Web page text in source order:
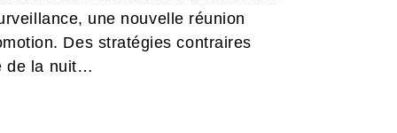
une nouvelle réunion
Des stratégies contraires
de la nuit…